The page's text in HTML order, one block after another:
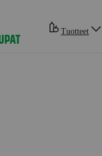
Tuotteet